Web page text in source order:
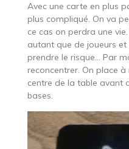
Avec une carte en plus
plus compliqué. On va
ce cas on perdra une
autant que de joueurs
prendre le risque… Par
reconcentrer. On place
centre de la table avant
bases.